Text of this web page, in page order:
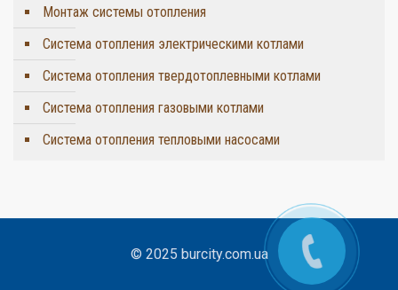
Монтаж системы отопления
Система отопления электрическими котлами
Система отопления твердотоплевными котлами
Система отопления газовыми котлами
Система отопления тепловыми насосами
© 2025 burcity.com.ua